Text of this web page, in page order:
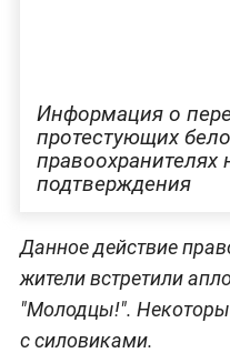
Информация о
протестующих
правоохранителях
подтверждения
Данное действие
жители встретили
"Молодцы!".
с силовиками.